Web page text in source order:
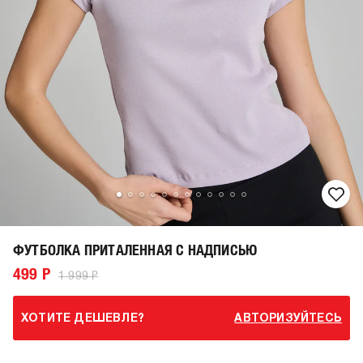
ФУТБОЛКА ПРИТАЛЕННАЯ С НАДПИСЬЮ
499 Р 1 999 Р
ХОТИТЕ ДЕШЕВЛЕ? АВТОРИЗУЙТЕСЬ